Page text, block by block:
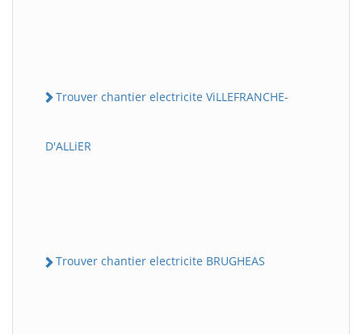
Trouver chantier electricite ViLLEFRANCHE-
D'ALLiER
Trouver chantier electricite BRUGHEAS